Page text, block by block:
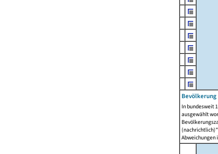
In bundesweit
ausgewählt
Abweichungen